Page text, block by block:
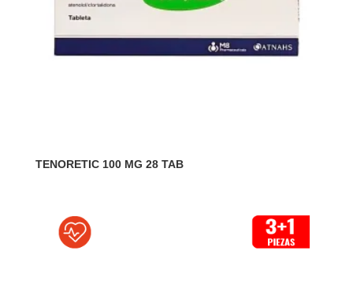
TENORETIC 100 MG 28 TAB